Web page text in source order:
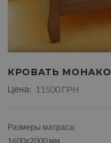
КРОВАТЬ МОНАКО
Цена: 11500 ГРН
Размеры матраса:
1600х2000 мм